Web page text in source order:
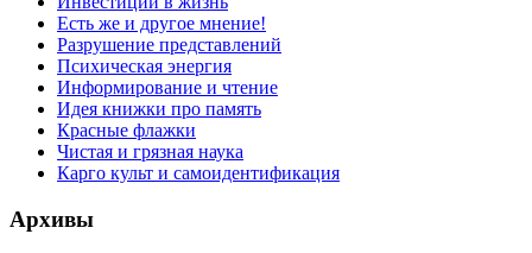
Есть же и другое мнение!
Разрушение представлений
Психическая энергия
Информирование и чтение
Идея книжки про память
Красные флажки
Чистая и грязная наука
Карго культ и самоидентификация
Архивы